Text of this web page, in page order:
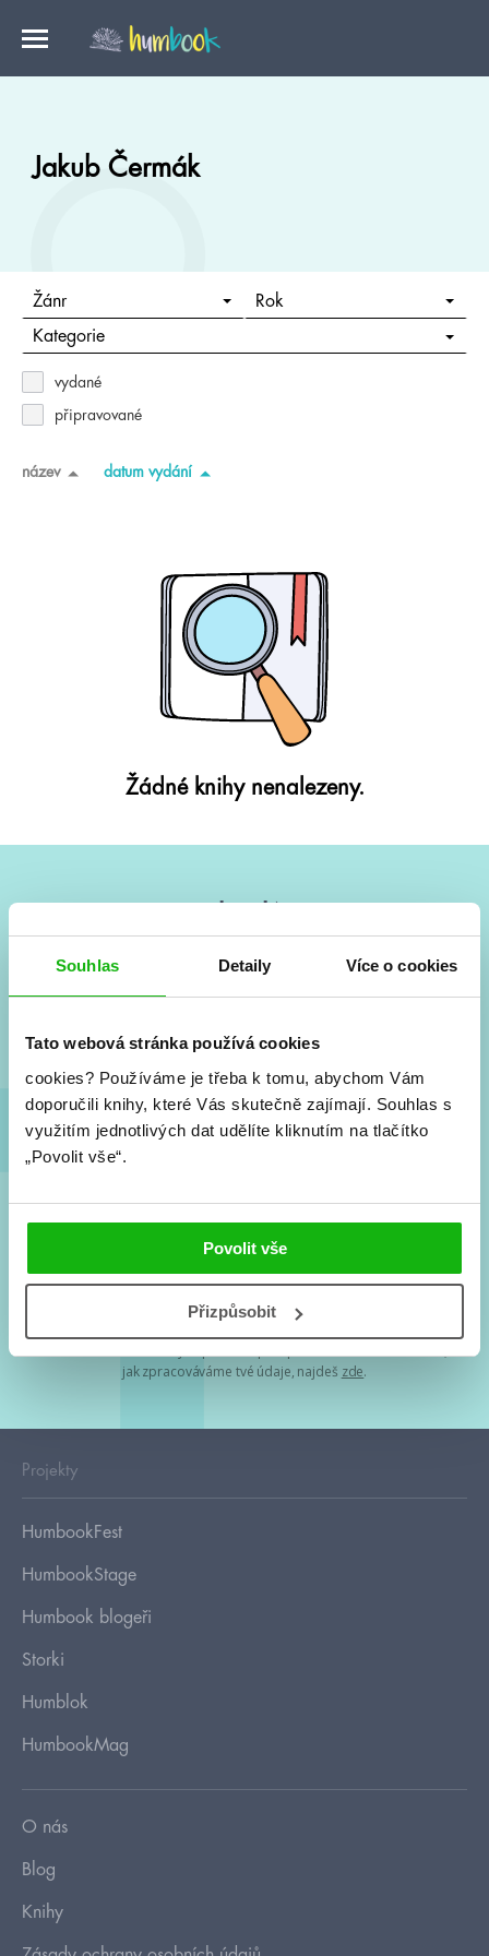
Souhlas Detaily Více o cookies
Tato webová stránka používá cookies
cookies? Používáme je třeba k tomu, abychom Vám
doporučili knihy, které Vás skutečně zajímají. Souhlas s
využitím jednotlivých dat udělíte kliknutím na tlačítko
„Povolit vše“.
Povolit vše
Přizpůsobit
Jakub Čermák
Žánr Rok
Kategorie
vydané
připravované
název datum vydání
Žádné knihy nenalezeny.
Vše kolem #youngadult každý měsíc rovnou do mailu!
a seriálové adaptace a další.
Souhlasím spodmínkami zpracování osobních údajů
Tvá e-mailová adresa je u nás v bezpečí. Přečti si
jak zpracováváme tvé údaje, najdeš zde.
Projekty
HumbookFest
HumbookStage
Humbook blogeři
Storki
Humblok
HumbookMag
O nás
Blog
Knihy